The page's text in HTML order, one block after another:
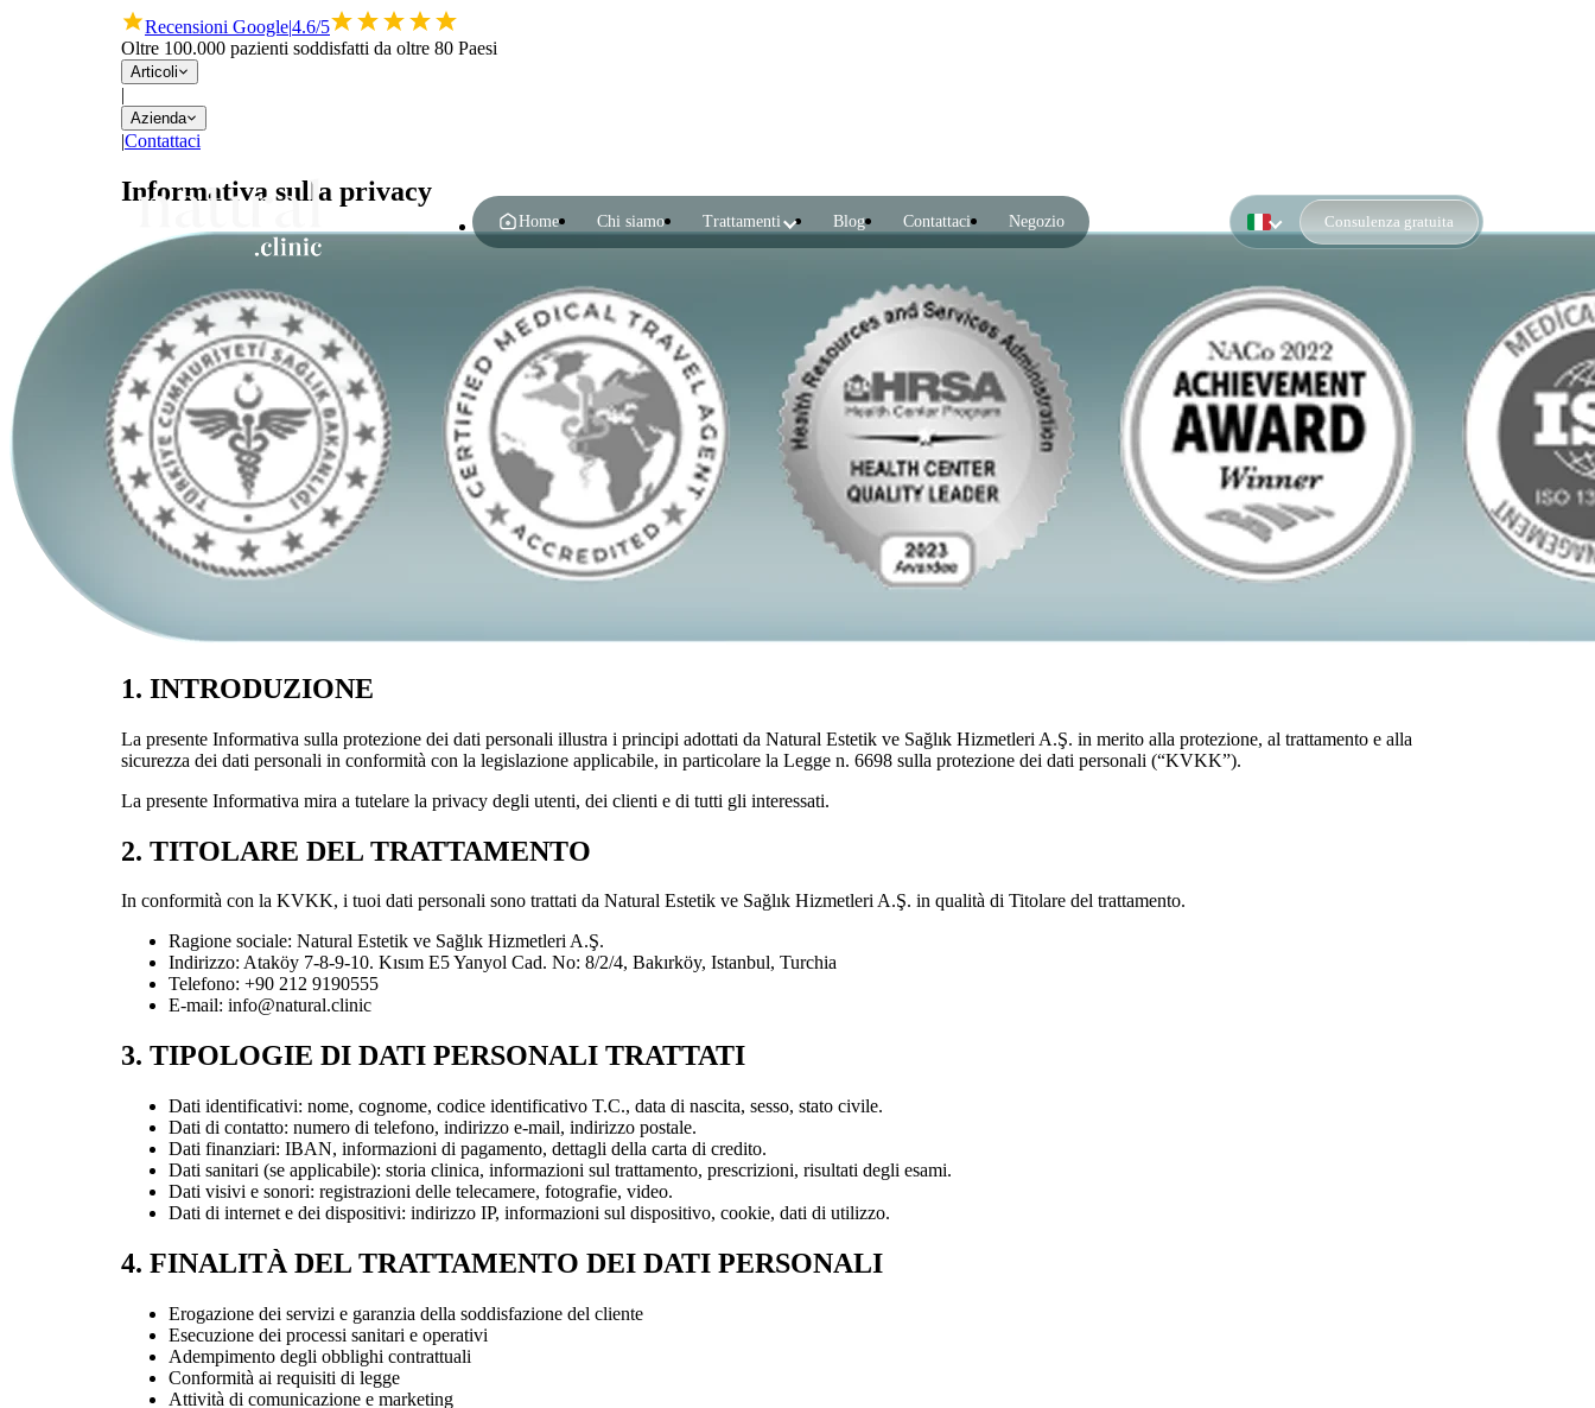
Recensioni Google|4.6/5
Oltre 100.000 pazienti soddisfatti da oltre 80 Paesi
Articoli
|
Azienda
|Contattaci
Home Chi siamo Trattamenti Blog Contattaci Negozio Consulenza gratuita
Informativa sulla privacy
1. INTRODUZIONE
La presente Informativa sulla protezione dei dati personali illustra i principi adottati da Natural Estetik ve Sağlık Hizmetleri A.Ş. in merito alla protezione, al trattamento e alla
sicurezza dei dati personali in conformità con la legislazione applicabile, in particolare la Legge n. 6698 sulla protezione dei dati personali (“KVKK”).
La presente Informativa mira a tutelare la privacy degli utenti, dei clienti e di tutti gli interessati.
2. TITOLARE DEL TRATTAMENTO
In conformità con la KVKK, i tuoi dati personali sono trattati da Natural Estetik ve Sağlık Hizmetleri A.Ş. in qualità di Titolare del trattamento.
Ragione sociale: Natural Estetik ve Sağlık Hizmetleri A.Ş.
Indirizzo: Ataköy 7-8-9-10. Kısım E5 Yanyol Cad. No: 8/2/4, Bakırköy, Istanbul, Turchia
Telefono: +90 212 9190555
E-mail: info@natural.clinic
3. TIPOLOGIE DI DATI PERSONALI TRATTATI
Dati identificativi: nome, cognome, codice identificativo T.C., data di nascita, sesso, stato civile.
Dati di contatto: numero di telefono, indirizzo e-mail, indirizzo postale.
Dati finanziari: IBAN, informazioni di pagamento, dettagli della carta di credito.
Dati sanitari (se applicabile): storia clinica, informazioni sul trattamento, prescrizioni, risultati degli esami.
Dati visivi e sonori: registrazioni delle telecamere, fotografie, video.
Dati di internet e dei dispositivi: indirizzo IP, informazioni sul dispositivo, cookie, dati di utilizzo.
4. FINALITÀ DEL TRATTAMENTO DEI DATI PERSONALI
Erogazione dei servizi e garanzia della soddisfazione del cliente
Esecuzione dei processi sanitari e operativi
Adempimento degli obblighi contrattuali
Conformità ai requisiti di legge
Attività di comunicazione e marketing